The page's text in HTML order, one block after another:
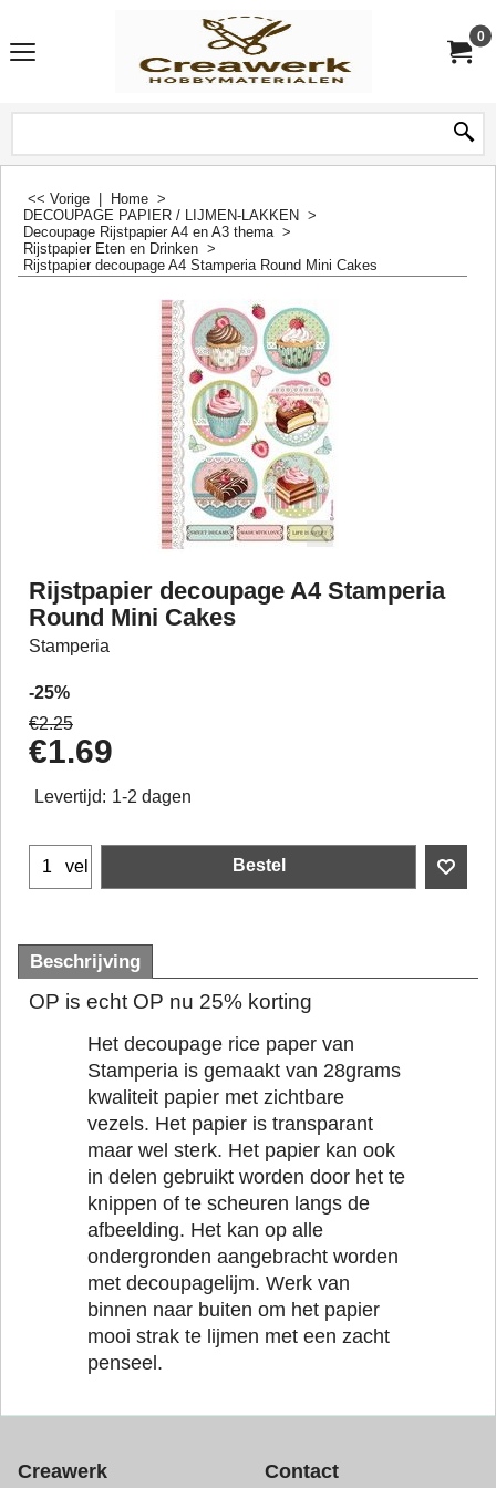
0
<< Vorige Home >
DECOUPAGE PAPIER / LIJMEN-LAKKEN >
Decoupage Rijstpapier A4 en A3 thema>
Rijstpapier Eten en Drinken >
Rijstpapier decoupage A4 Stamperia Round Mini Cakes
Rijstpapier decoupage A4 Stamperia
Round Mini Cakes
Stamperia
-25%
€2.25
€1.69
Levertijd: 1-2 dagen
vel Bestel
Beschrijving
OP is echt OP nu 25% korting
Het decoupage rice paper van
Stamperia is gemaakt van 28grams
kwaliteit papier met zichtbare
vezels. Het papier is transparant
maar wel sterk. Het papier kan ook
in delen gebruikt worden door het te
knippen of te scheuren langs de
afbeelding. Het kan op alle
ondergronden aangebracht worden
met decoupagelijm. Werk van
binnen naar buiten om het papier
mooi strak te lijmen met een zacht
penseel.
Creawerk Contact